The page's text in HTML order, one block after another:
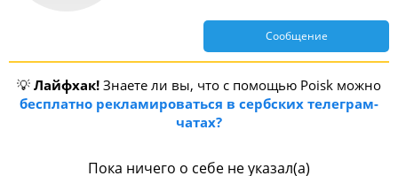
Сообщение
💡 Лайфхак! Знаете ли вы, что с помощью Poisk можно
бесплатно рекламироваться в сербских телеграм-
чатах?
Пока ничего о себе не указал(а)